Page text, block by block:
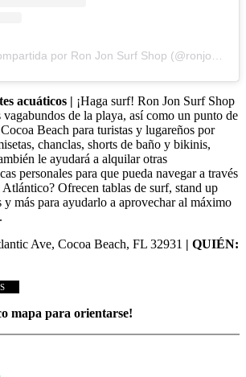
Una publicación compartida por Ron Jon Surf Shop (@ronjonofficial)
acuáticos | ¡Haga surf! Ron Jon Surf Shop
vagabundos de la playa, así como un punto de
Beach para turistas y lugareños por
chanclas, shorts de baño y bikinis,
le ayudará a alquilar otras
personales para que pueda navegar a través
Atlántico? Ofrecen tablas de surf, stand up
y más para ayudarlo a aprovechar al máximo
Ave, Cocoa Beach, FL 32931 | QUIÉN:
mapa para orientarse!